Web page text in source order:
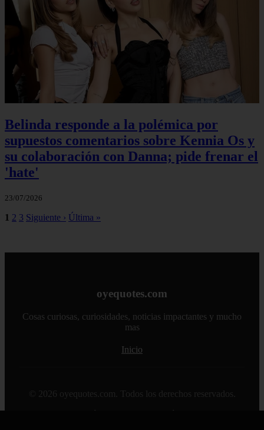
Belinda responde a la polémica por
supuestos comentarios sobre Kennia Os y
su colaboración con Danna; pide frenar el
'hate'
23/07/2026
1 2 3 Siguiente › Última »
oyequotes.com
Cosas curiosas, curiosidades, noticias impactantes y mucho
mas
Inicio
© 2026 oyequotes.com. Todos los derechos reservados.
Política de Cookies Política de Privacidad